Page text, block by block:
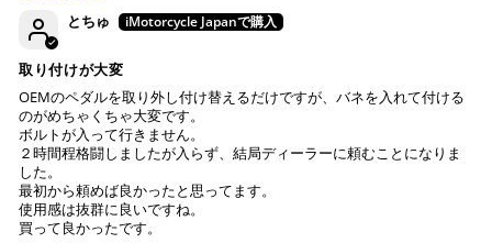
楽天ペイ
いつもの楽天IDとパスワードを使ってスムーズなお支払
楽天ポイントが貯まる・使える！「簡単」「あんしん」
「お得」な楽天ペイをご利用ください。
配送送料について
１回のご注文で商品代金合計が¥11,000(税込）以上の場合
は、送料が無料となります。
※通常送料は¥770(税込)です。
配送会社について
ヤマト運輸になります。 配送会社の指定はできかねます。
とちゅ
取り付けが大変
OEMのペダルを取り外し付け替えるだけですが、バネを入れて付ける
のがめちゃくちゃ大変です。
ボルトが入って行きません。
２時間程格闘しましたが入らず、結局ディーラーに頼むことになりま
した。
最初から頼めば良かったと思ってます。
使用感は抜群に良いですね。
買って良かったです。